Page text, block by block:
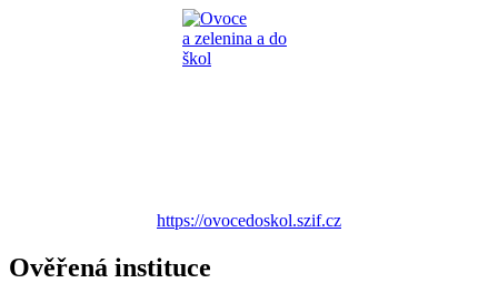
https://ovocedoskol.szif.cz
Ověřená instituce